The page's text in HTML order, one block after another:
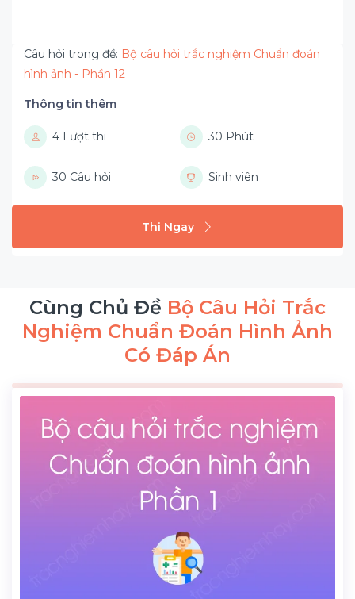
Câu hỏi trong đề: Bộ câu hỏi trắc nghiệm Chuẩn đoán
hình ảnh - Phần 12
Thông tin thêm
4 Lượt thi 30 Phút
30 Câu hỏi Sinh viên
Thi Ngay
Cùng Chủ Đề Bộ Câu Hỏi Trắc
Nghiệm Chuẩn Đoán Hình Ảnh
Có Đáp Án